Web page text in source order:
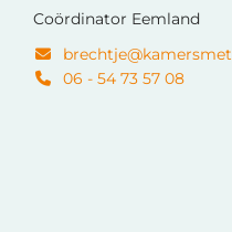
Coördinator Eemland
06 - 54 73 57 08